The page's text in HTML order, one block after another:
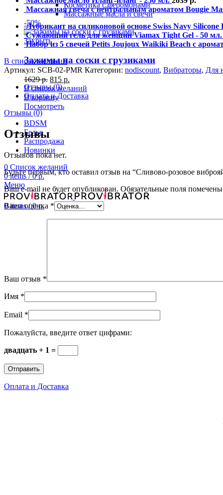
Косметика с феромонами
Массажные масла и свечи
-50%
Закрыть
Зажимы на соски с грузиками
1629р. 815 р.
В список желаний
В корзину
Посмотреть
BDSM
Белье
Распродажа
Новинки
0 Список желаний
0items / 0р.
Меню
0items / 0р.
Массажная свеча с нейтральным ароматом Bougie
Лубрикант на силиконовой основе Swiss Navy Silicone
Сужающий гель для женщин Viamax Tight Gel - 50 мл.
Набор из 5 свечей Petits Joujoux Waikiki Beach с
В список желаний
Артикул: SCB-02-PMR Категории: nodiscount, Вибраторы, Для
Отзывы (0)
Оплата и Доставка
Отзывы (0)
Отзывы
Отзывов пока нет.
Будьте первым, кто оставил отзыв на “Сливово-розовое
Ваш e-mail не будет опубликован. Обязательные поля помечены
Ваша оценка *
Ваш отзыв *
Имя *
Email *
Пожалуйста, введите ответ цифрами:
двадцать + 1 =
Оплата и Доставка